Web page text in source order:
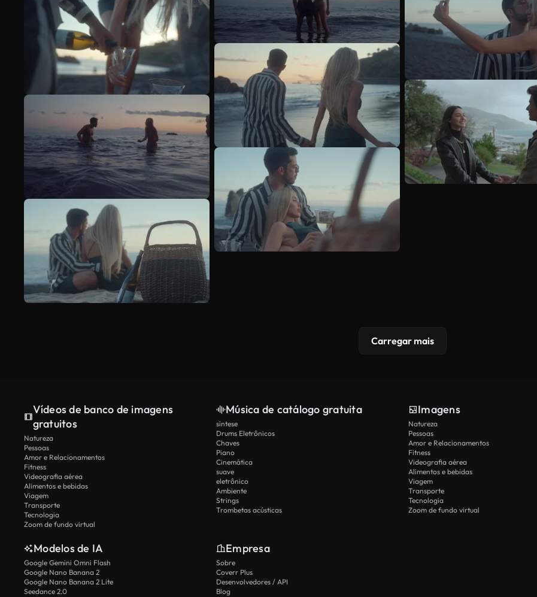
Carregar mais
Vídeos de banco de imagens
gratuitos
Natureza
Pessoas
Amor e Relacionamentos
Fitness
Videografia aérea
Alimentos e bebidas
Viagem
Transporte
Tecnologia
Zoom de fundo virtual
Música de catálogo gratuita
síntese
Drums Eletrônicos
Chaves
Piano
Cinemática
suave
eletrônico
Ambiente
Strings
Trombetas acústicas
Imagens
Natureza
Pessoas
Amor e Relacionamentos
Fitness
Videografia aérea
Alimentos e bebidas
Viagem
Transporte
Tecnologia
Zoom de fundo virtual
Modelos de IA
Google Gemini Omni Flash
Google Nano Banana 2
Google Nano Banana 2 Lite
Seedance 2.0
Empresa
Sobre
Coverr Plus
Desenvolvedores / API
Blog